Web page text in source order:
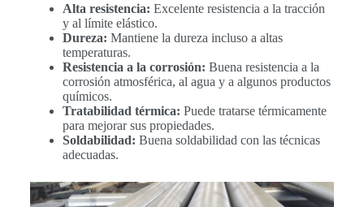
Alta resistencia: Excelente resistencia a la tracción
y al límite elástico.
Dureza: Mantiene la dureza incluso a altas
temperaturas.
Resistencia a la corrosión: Buena resistencia a la
corrosión atmosférica, al agua y a algunos productos
químicos.
Tratabilidad térmica: Puede tratarse térmicamente
para mejorar sus propiedades.
Soldabilidad: Buena soldabilidad con las técnicas
adecuadas.